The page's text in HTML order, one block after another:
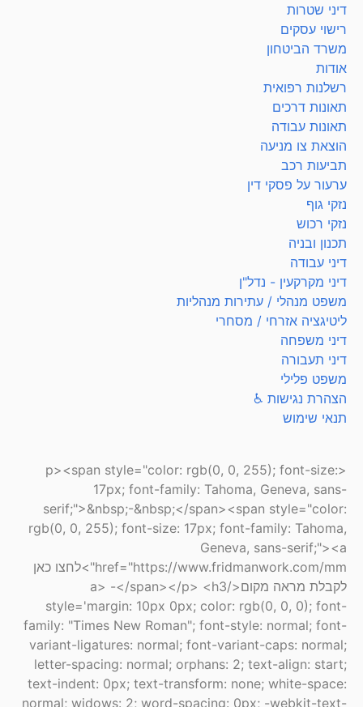
דיני שטרות
רישוי עסקים
משרד הביטחון
אודות
רשלנות רפואית
תאונות דרכים
תאונות עבודה
הוצאת צו מניעה
תביעות רכב
ערעור על פסקי דין
נזקי גוף
נזקי רכוש
תכנון ובניה
דיני עבודה
דיני מקרקעין - נדל"ן
משפט מנהלי / עתירות מנהליות
ליטיגציה אזרחי / מסחרי
דיני משפחה
דיני תעבורה
משפט פלילי
הצהרת נגישות ♿
תנאי שימוש
<p><span style="color: rgb(0, 0, 255); font-size:
17px; font-family: Tahoma, Geneva, sans-
serif;">&nbsp;-&nbsp;</span><span style="color:
rgb(0, 0, 255); font-size: 17px; font-family: Tahoma,
Geneva, sans-serif;"><a
href="https://www.fridmanwork.com/mm">לחצו כאן
לקבלת מראה מקום</a> -</span></p> <h3
style='margin: 10px 0px; color: rgb(0, 0, 0); font-
family: "Times New Roman"; font-style: normal; font-
variant-ligatures: normal; font-variant-caps: normal;
letter-spacing: normal; orphans: 2; text-align: start;
text-indent: 0px; text-transform: none; white-space:
normal; widows: 2; word-spacing: 0px; -webkit-text-